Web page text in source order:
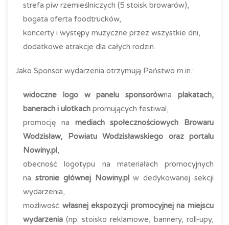
strefa piw rzemieślniczych (5 stoisk browarów),
bogata oferta foodtrucków,
koncerty i występy muzyczne przez wszystkie dni,
dodatkowe atrakcje dla całych rodzin.
Jako Sponsor wydarzenia otrzymują Państwo m.in.:
widoczne logo w panelu sponsorównaplakatach,
banerach i ulotkach promujących festiwal,
promocję na mediach społecznościowych Browaru
Wodzisław, Powiatu Wodzisławskiego oraz portalu
Nowiny.pl,
obecność logotypu na materiałach promocyjnych
na stronie głównej Nowiny.plw dedykowanej sekcji
wydarzenia,
możliwość własnej ekspozycji promocyjnej na miejscu
wydarzenia (np. stoisko reklamowe, bannery, roll-upy,